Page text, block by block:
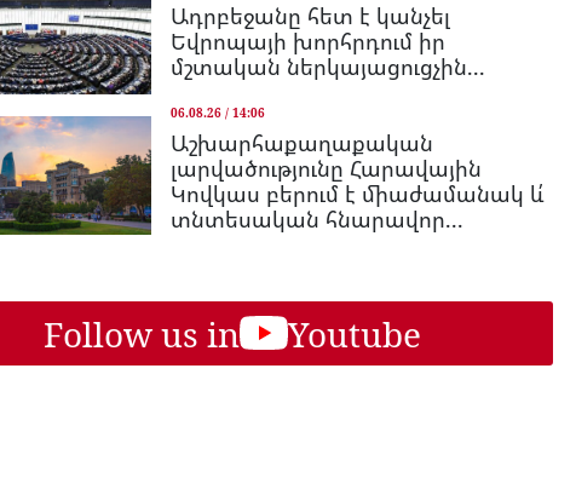
Ադրբեջանը հետ է կանչել
Եվրոպայի խորհրդում իր
մշտական ներկայացուցչին...
06.08.26 / 14:06
Աշխարհաքաղաքական
լարվածությունը Հարավային
Կովկաս բերում է միաժամանակ և՛
տնտեսական հնարավոր...
Follow us in Youtube